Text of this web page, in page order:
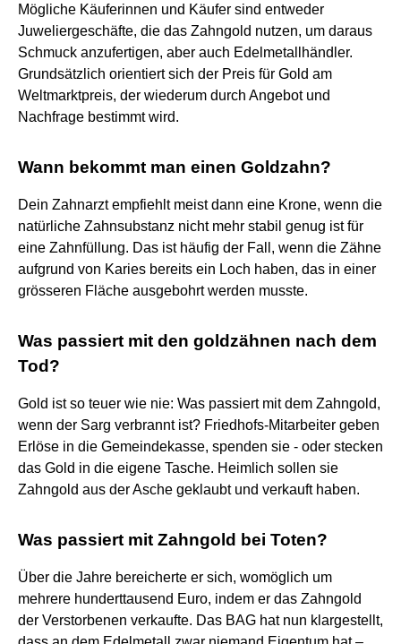
Mögliche Käuferinnen und Käufer sind entweder
Juweliergeschäfte, die das Zahngold nutzen, um daraus
Schmuck anzufertigen, aber auch Edelmetallhändler.
Grundsätzlich orientiert sich der Preis für Gold am
Weltmarktpreis, der wiederum durch Angebot und
Nachfrage bestimmt wird.
Wann bekommt man einen Goldzahn?
Dein Zahnarzt empfiehlt meist dann eine Krone, wenn die
natürliche Zahnsubstanz nicht mehr stabil genug ist für
eine Zahnfüllung. Das ist häufig der Fall, wenn die Zähne
aufgrund von Karies bereits ein Loch haben, das in einer
grösseren Fläche ausgebohrt werden musste.
Was passiert mit den goldzähnen nach dem
Tod?
Gold ist so teuer wie nie: Was passiert mit dem Zahngold,
wenn der Sarg verbrannt ist? Friedhofs-Mitarbeiter geben
Erlöse in die Gemeindekasse, spenden sie - oder stecken
das Gold in die eigene Tasche. Heimlich sollen sie
Zahngold aus der Asche geklaubt und verkauft haben.
Was passiert mit Zahngold bei Toten?
Über die Jahre bereicherte er sich, womöglich um
mehrere hunderttausend Euro, indem er das Zahngold
der Verstorbenen verkaufte. Das BAG hat nun klargestellt,